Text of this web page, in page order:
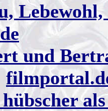
Lebewohl,
und